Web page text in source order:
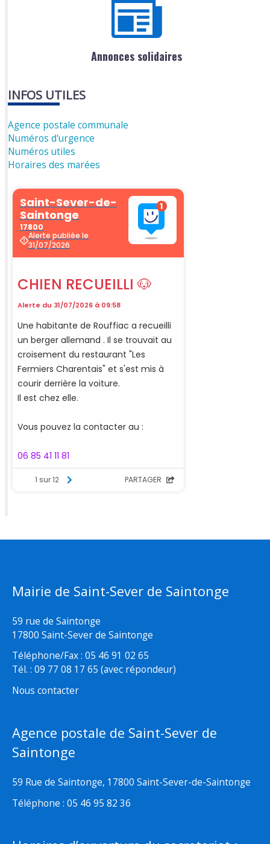
Annonces solidaires
INFOS UTILES
Agence postale communale
Numéros d'urgence
Numéros utiles
Horaires des marées
Mairie de Saint-Sever de Saintonge
59 rue de Saintonge
17800 Saint-Sever de Saintonge
Téléphone/Fax : 05 46 91 02 65
Tél. : 09 77 08 17 65 (avec répondeur)
Nous contacter
Agence postale de Saint-Sever de
Saintonge
59 Rue de Saintonge, 17800 Saint-Sever-de-Saintonge
Téléphone : 05 46 95 82 36